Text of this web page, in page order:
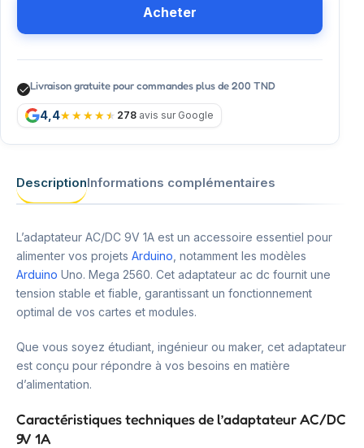
Acheter
Livraison gratuite pour commandes plus de 200 TND
4,4 278 avis sur Google
DescriptionInformations complémentaires
L’adaptateur AC/DC 9V 1A est un accessoire essentiel pour
alimenter vos projets Arduino , notamment les modèles
Arduino Uno. Mega 2560. Cet adaptateur ac dc fournit une
tension stable et fiable, garantissant un fonctionnement
optimal de vos cartes et modules.
Que vous soyez étudiant, ingénieur ou maker, cet adaptateur
est conçu pour répondre à vos besoins en matière
d’alimentation.
Caractéristiques techniques de l’adaptateur AC/DC
9V 1A